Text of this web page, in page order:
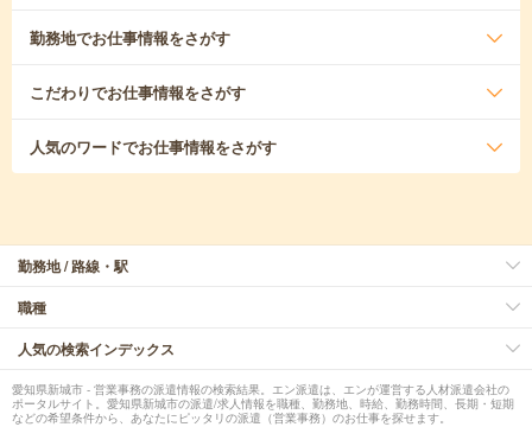
勤務地でお仕事情報をさがす
こだわりでお仕事情報をさがす
人気のワードでお仕事情報をさがす
勤務地 / 路線・駅
職種
人気の検索インデックス
愛知県新城市 - 営業事務の派遣情報の検索結果。エン派遣は、エンが運営する人材派遣会社の
ポータルサイト。愛知県新城市の派遣/求人情報を職種、勤務地、時給、勤務時間、長期・短期
などの希望条件から、あなたにピッタリの派遣（営業事務）のお仕事を探せます。